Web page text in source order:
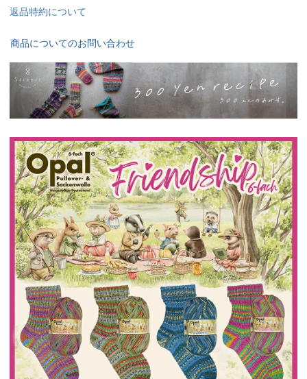
返品特約について
商品についてのお問い合わせ